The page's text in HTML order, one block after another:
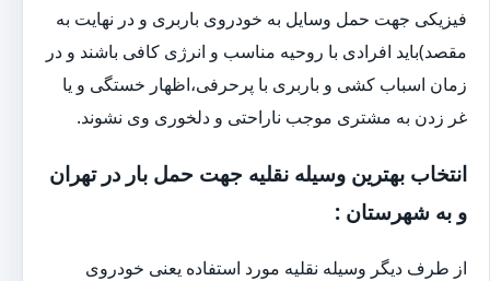
فیزیکی جهت حمل وسایل به خودروی باربری و در نهایت به
مقصد)باید افرادی با روحیه مناسب و انرژی کافی باشند و در
زمان اسباب کشی و باربری با پرحرفی،اظهار خستگی و یا
غر زدن به مشتری موجب ناراحتی و دلخوری وی نشوند.
انتخاب بهترین وسیله نقلیه جهت حمل بار در تهران
و به شهرستان :
از طرف دیگر وسیله نقلیه مورد استفاده یعنی خودروی